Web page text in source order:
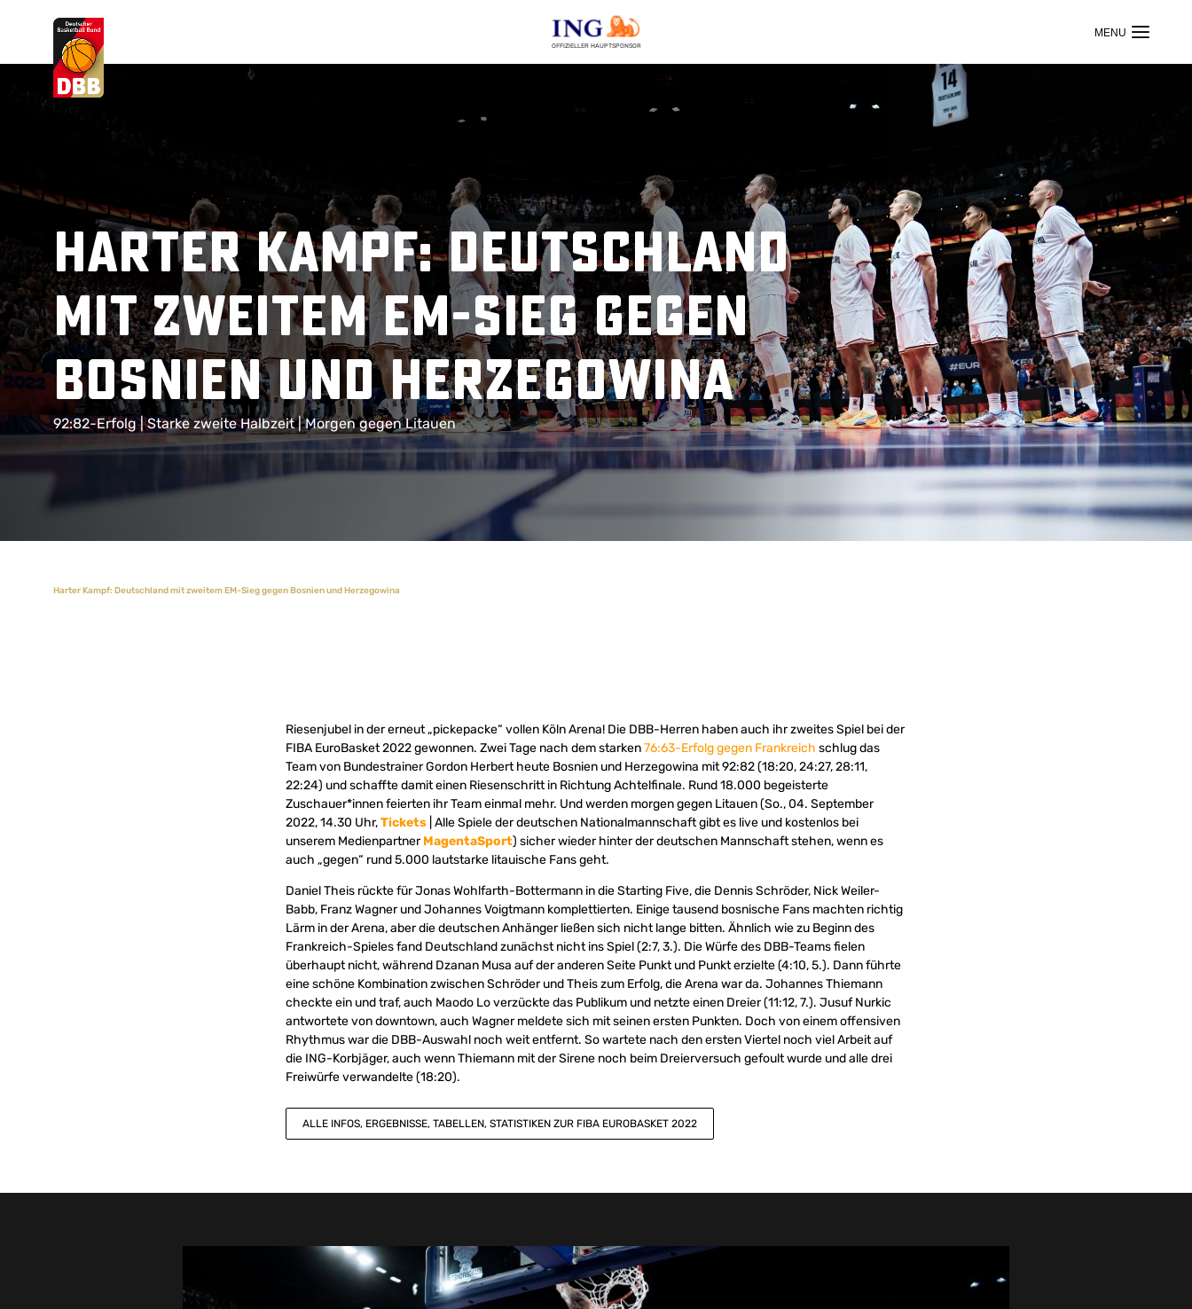
OFFIZIELLER HAUPTSPONSOR
Suchvorschläge
Lorem Ipsum
Harter Kampf: Deutschland
mit zweitem EM-Sieg gegen
Bosnien und Herzegowina
92:82-Erfolg | Starke zweite Halbzeit | Morgen gegen Litauen
Harter Kampf: Deutschland mit zweitem EM-Sieg gegen Bosnien und Herzegowina
Riesenjubel in der erneut „pickepacke“ vollen Köln Arena! Die DBB-Herren haben auch ihr zweites Spiel bei der
FIBA EuroBasket 2022 gewonnen. Zwei Tage nach dem starken76:63-Erfolg gegen Frankreich schlug das
Team von Bundestrainer Gordon Herbert heute Bosnien und Herzegowina mit 92:82 (18:20, 24:27, 28:11,
22:24) und schaffte damit einen Riesenschritt in Richtung Achtelfinale. Rund 18.000 begeisterte
Zuschauer*innen feierten ihr Team einmal mehr. Und werden morgen gegen Litauen (So., 04. September
2022, 14.30 Uhr,Tickets | Alle Spiele der deutschen Nationalmannschaft gibt es live und kostenlos bei
unserem MedienpartnerMagentaSport) sicher wieder hinter der deutschen Mannschaft stehen, wenn es
auch „gegen“ rund 5.000 lautstarke litauische Fans geht.
Daniel Theis rückte für Jonas Wohlfarth-Bottermann in die Starting Five, die Dennis Schröder, Nick Weiler-
Babb, Franz Wagner und Johannes Voigtmann komplettierten. Einige tausend bosnische Fans machten richtig
Lärm in der Arena, aber die deutschen Anhänger ließen sich nicht lange bitten. Ähnlich wie zu Beginn des
Frankreich-Spieles fand Deutschland zunächst nicht ins Spiel (2:7, 3.). Die Würfe des DBB-Teams fielen
überhaupt nicht, während Dzanan Musa auf der anderen Seite Punkt und Punkt erzielte (4:10, 5.). Dann führte
eine schöne Kombination zwischen Schröder und Theis zum Erfolg, die Arena war da. Johannes Thiemann
checkte ein und traf, auch Maodo Lo verzückte das Publikum und netzte einen Dreier (11:12, 7.). Jusuf Nurkic
antwortete von downtown, auch Wagner meldete sich mit seinen ersten Punkten. Doch von einem offensiven
Rhythmus war die DBB-Auswahl noch weit entfernt. So wartete nach den ersten Viertel noch viel Arbeit auf
die ING-Korbjäger, auch wenn Thiemann mit der Sirene noch beim Dreierversuch gefoult wurde und alle drei
Freiwürfe verwandelte (18:20).
ALLE INFOS, ERGEBNISSE, TABELLEN, STATISTIKEN ZUR FIBA EUROBASKET 2022